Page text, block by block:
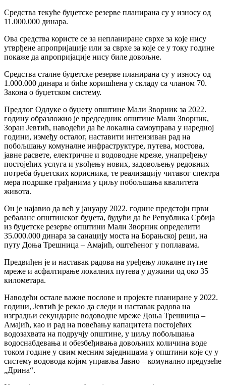
Средства текуће буџетске резерве планирана су у износу од
11.000.000 динара.
Ова средства користе се за непланиране сврхе за које нису
утврђене апропријације или за сврхе за које се у току године
покаже да апропријације нису биле довољне.
Средства сталне буџетске резерве планирана су у износу од
1.000.000 динара и биће коришћена у складу са чланом 70.
Закона о буџетском систему.
Предлог Одлуке о буџету општине Мали Зворник за 2022.
годину образложио је председник општине Мали Зворник,
Зоран Јевтић, наводећи да ће локална самоуправа у наредној
години, између осталог, наставити интензиван рад на
побољшању комуналне инфраструктуре, путева, мостова,
јавне расвете, електричне и водоводне мреже, унапређењу
постојећих услуга и увођењу нових, задовољењу редовних
потреба буџетских корисника, те реализацију читавог спектра
мера подршке грађанима у циљу побољшања квалитета
живота.
Он је најавио да већ у јануару 2022. године предстоји први
ребаланс општинског буџета, будући да ће Република Србија
из буџетске резерве општини Мали Зворник определити
35.000.000 динара за санацију моста на Борањској реци, на
путу Доња Трешница – Амајић, оштећеног у поплавама.
Предвиђен је и наставак радова на уређењу локалне путне
мреже и асфалтирање локалних путева у дужини од око 35
километара.
Наводећи остале важне послове и пројекте планиране у 2022.
години, Јевтић је рекао да следи и наставак радова на
изградњи секундарне водоводне мреже Доња Трешница –
Амајић, као и рад на повећању капацитета постојећих
водозахвата на подручју општине, у циљу побољшања
водоснабдевања и обезбеђивања довољних количина воде
током године у свим месним заједницама у општини које су у
систему водовода којим управља Јавно – комунално предузеће
„Дрина“.